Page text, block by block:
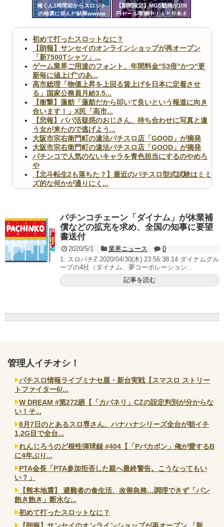
俺くん1時間前からスロット
の抽選に並んだ結果wwww
【期間限定】MGS動画が100
円セール実施中！！とりあえ
更新
ツー
初めて打ったスロットなに？
【朗報】サンセイのオンラインショップが再オープン
「新7500Tシャツ」...
ゲーム業界ご用達のフォント、年間料金“53倍”かつ“更
新毎に値上げ”のあ...
高市総理「物価上昇を上回る賃上げを日本に定着させ
る」国家公務員月給3.5...
【衝撃】蓮舫「蓮舫だから叩いて良いという報道に向き
合います！」X民「高市...
【悲報】パパ活疑惑のおじさん、待ち合わせに写真と違
う女が来たので逃げよう...
大阪市宗右衛門町の違法パチスロ店「GOOD」が摘発
大阪市宗右衛門町の違法パチスロ店「GOOD」が摘発
パチンコで人気のないキャラを青色担当にするのやめろ
や
【北斗転生2も落ちた？】最近のパチスロ型式試験はミミ
ズ的な何かが通りにく...
Powered by livedoor 相互RSS
パチンコチェーン「ダイナム」が休業補
償などの拡充を求め、全国の知事に要望
書送付
2020/5/1 業界ニュース
0
1: スロパチℤ 2020/04/30(木) 23:56:38.14 ダイナムグル
ープの4社（ダイナム、夢コーポレーション...
記事を読む
管理人イチオシ！
パチスロ情報ライブミナセ屋・新台実戦【スマスロ ストリー
トファイター6/...
W DREAM #第272廻【「カバネリ」CZの設定判別が分からな
い！そ...
8月7日のとあるスロ専さん、ハナハナシリーズ全台が朝イチ
1,2G目で全台...
れんじろうのど根性弾球録 #404【「Pバカボン」俺が愛するB
に4年ぶり...
PTA会長「PTA参加拒否した親へ最終警告。こうなってもい
い？」
【熊本地震】 避難者の食生活、改善急務…調理できず「パン
飽き飽き」断水な...
初めて打ったスロットなに？
【朗報】サンセイのオンラインショップが再オープン 「新